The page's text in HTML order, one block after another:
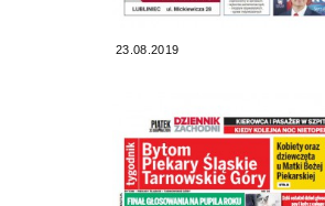
23.08.2019